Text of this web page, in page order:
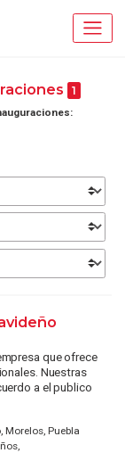
1
que ofrece
Nuestras
a el publico
Puebla